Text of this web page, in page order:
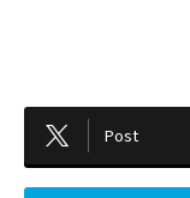
Post